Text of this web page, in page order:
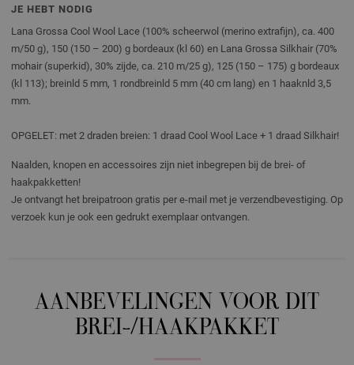
JE HEBT NODIG
Lana Grossa Cool Wool Lace (100% scheerwol (merino extrafijn), ca. 400
m/50 g), 150 (150 – 200) g bordeaux (kl 60) en Lana Grossa Silkhair (70%
mohair (superkid), 30% zijde, ca. 210 m/25 g), 125 (150 – 175) g bordeaux
(kl 113); breinld 5 mm, 1 rondbreinld 5 mm (40 cm lang) en 1 haaknld 3,5
mm.
OPGELET: met 2 draden breien: 1 draad Cool Wool Lace + 1 draad Silkhair!
Naalden, knopen en accessoires zijn niet inbegrepen bij de brei- of
haakpakketten!
Je ontvangt het breipatroon gratis per e-mail met je verzendbevestiging. Op
verzoek kun je ook een gedrukt exemplaar ontvangen.
AANBEVELINGEN VOOR DIT
BREI-/HAAKPAKKET